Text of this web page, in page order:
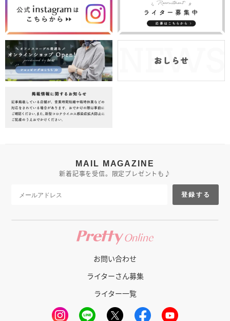
MAIL MAGAZINE
新着記事を受信。限定プレゼントも♪
登録する
お問い合わせ
ライターさん募集
ライター一覧